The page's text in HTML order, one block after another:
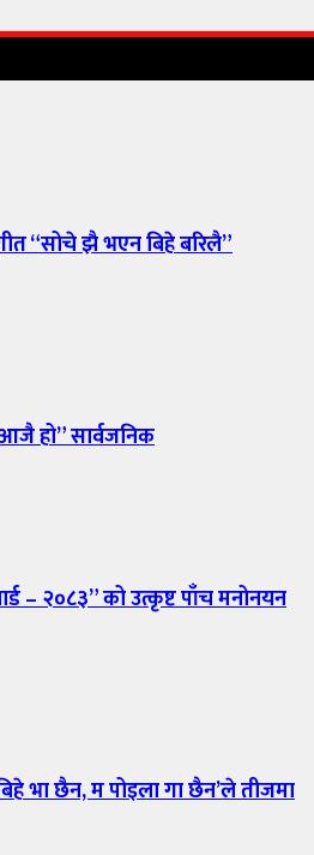
“सोचे झै भएन बिहे बरिलै”
हो” सार्वजनिक
– २०८३” को उत्कृष्ट पाँच मनोनयन
भा छैन, म पोइला गा छैन’ले तीजमा